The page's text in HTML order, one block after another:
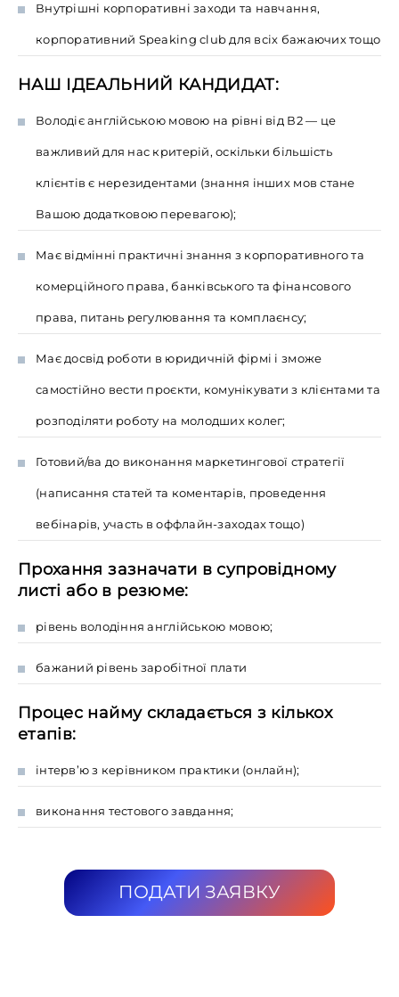
Внутрішні корпоративні заходи та навчання,
корпоративний Speaking club для всіх бажаючих тощо
НАШ ІДЕАЛЬНИЙ КАНДИДАТ:
Володіє англійською мовою на рівні від В2 — це
важливий для нас критерій, оскільки більшість
клієнтів є нерезидентами (знання інших мов стане
Вашою додатковою перевагою);
Має відмінні практичні знання з корпоративного та
комерційного права, банківського та фінансового
права, питань регулювання та комплаєнсу;
Має досвід роботи в юридичній фірмі і зможе
самостійно вести проєкти, комунікувати з клієнтами та
розподіляти роботу на молодших колег;
Готовий/ва до виконання маркетингової стратегії
(написання статей та коментарів, проведення
вебінарів, участь в оффлайн-заходах тощо)
Прохання зазначати в супровідному
листі або в резюме:
рівень володіння англійською мовою;
бажаний рівень заробітної плати
Процес найму складається з кількох
етапів:
інтерв’ю з керівником практики (онлайн);
виконання тестового завдання;
ПОДАТИ ЗАЯВКУ